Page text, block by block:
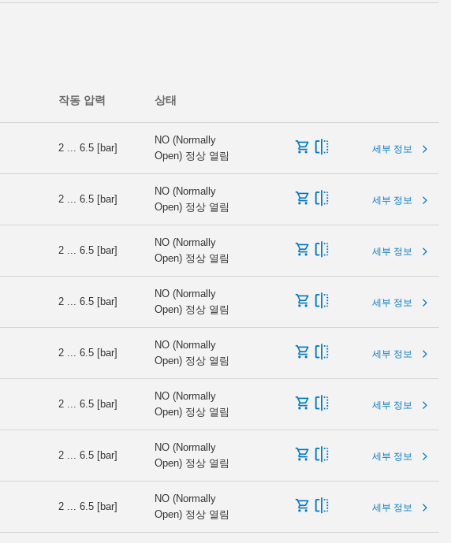
작동 압력 상태
2 ... 6.5 [bar]
NO (Normally
Open) 정상 열림
세부 정보
2 ... 6.5 [bar]
NO (Normally
Open) 정상 열림
세부 정보
2 ... 6.5 [bar]
NO (Normally
Open) 정상 열림
세부 정보
2 ... 6.5 [bar]
NO (Normally
Open) 정상 열림
세부 정보
2 ... 6.5 [bar]
NO (Normally
Open) 정상 열림
세부 정보
2 ... 6.5 [bar]
NO (Normally
Open) 정상 열림
세부 정보
2 ... 6.5 [bar]
NO (Normally
Open) 정상 열림
세부 정보
2 ... 6.5 [bar]
NO (Normally
Open) 정상 열림
세부 정보